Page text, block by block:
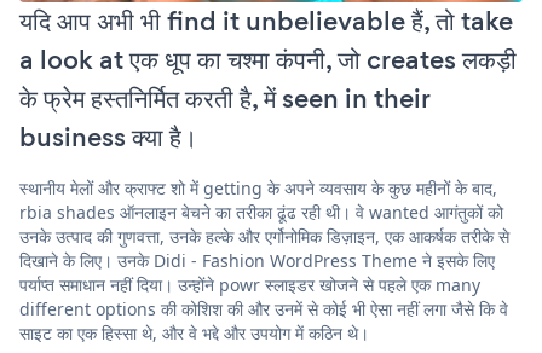
यदि आप अभी भी find it unbelievable हैं, तो take
a look at एक धूप का चश्मा कंपनी, जो creates लकड़ी
के फ्रेम हस्तनिर्मित करती है, में seen in their
business क्या है।
स्थानीय मेलों और क्राफ्ट शो में getting के अपने व्यवसाय के कुछ महीनों के बाद,
rbia shades ऑनलाइन बेचने का तरीका ढूंढ रही थी। वे wanted आगंतुकों को
उनके उत्पाद की गुणवत्ता, उनके हल्के और एर्गोनोमिक डिज़ाइन, एक आकर्षक तरीके से
दिखाने के लिए। उनके Didi - Fashion WordPress Theme ने इसके लिए
पर्याप्त समाधान नहीं दिया। उन्होंने powr स्लाइडर खोजने से पहले एक many
different options की कोशिश की और उनमें से कोई भी ऐसा नहीं लगा जैसे कि वे
साइट का एक हिस्सा थे, और वे भद्दे और उपयोग में कठिन थे।